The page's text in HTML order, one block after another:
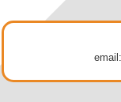
email: